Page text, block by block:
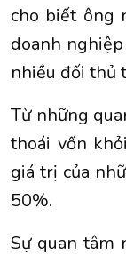
cho biết ông
doanh
nhiều đối thủ
Từ những
thoái vốn
giá trị của
50%.
Sự quan tâm